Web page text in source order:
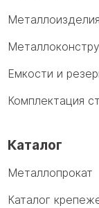
Металлоизделия
Емкости и
Комплектация
Каталог
Металлопрокат
Каталог